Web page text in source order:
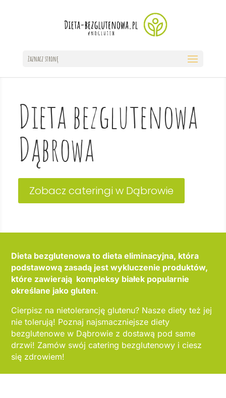
Zaznacz stronę
Dieta bezglutenowa
Dąbrowa
Zobacz cateringi w Dąbrowie
Dieta bezglutenowa to dieta eliminacyjna, która
podstawową zasadą jest wykluczenie produktów,
które zawierają kompleksy białek popularnie
określane jako gluten.
Cierpisz na nietolerancję glutenu? Nasze diety też jej
nie tolerują! Poznaj najsmaczniejsze diety
bezglutenowe w Dąbrowie z dostawą pod same
drzwi! Zamów swój catering bezglutenowy i ciesz
się zdrowiem!